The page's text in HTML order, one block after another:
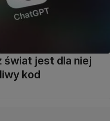
świat jest dla niej
kod